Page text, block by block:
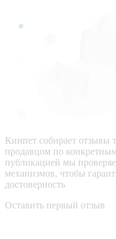
Кинпет собирает отзывы
продавцом по
публикацией мы
механизмов, чтобы
достоверность
Оставить первый отзыв